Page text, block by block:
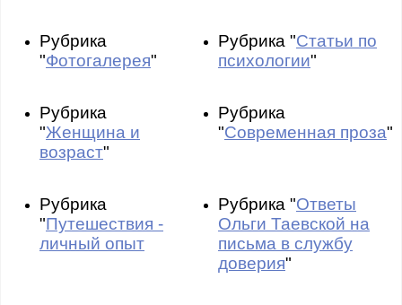
Рубрика
"Фотогалерея"
Рубрика "Статьи по
психологии"
Рубрика
"Женщина и
возраст"
Рубрика
"Современная проза"
Рубрика
"Путешествия -
личный опыт
Рубрика "Ответы
Ольги Таевской на
письма в службу
доверия"